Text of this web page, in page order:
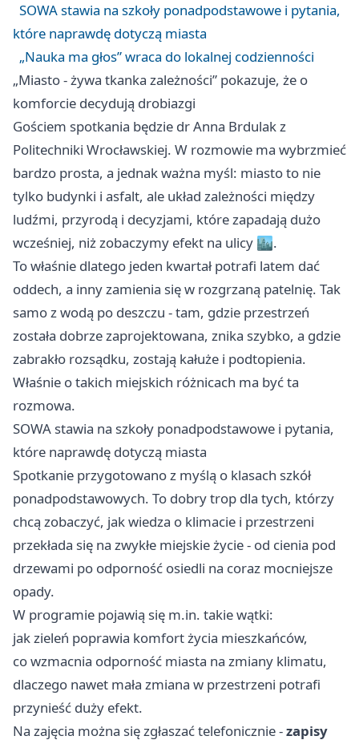
SOWA stawia na szkoły ponadpodstawowe i pytania,
które naprawdę dotyczą miasta
„Nauka ma głos” wraca do lokalnej codzienności
„Miasto - żywa tkanka zależności” pokazuje, że o
komforcie decydują drobiazgi
Gościem spotkania będzie dr Anna Brdulak z
Politechniki Wrocławskiej. W rozmowie ma wybrzmieć
bardzo prosta, a jednak ważna myśl: miasto to nie
tylko budynki i asfalt, ale układ zależności między
ludźmi, przyrodą i decyzjami, które zapadają dużo
wcześniej, niż zobaczymy efekt na ulicy 🏙️.
To właśnie dlatego jeden kwartał potrafi latem dać
oddech, a inny zamienia się w rozgrzaną patelnię. Tak
samo z wodą po deszczu - tam, gdzie przestrzeń
została dobrze zaprojektowana, znika szybko, a gdzie
zabrakło rozsądku, zostają kałuże i podtopienia.
Właśnie o takich miejskich różnicach ma być ta
rozmowa.
SOWA stawia na szkoły ponadpodstawowe i pytania,
które naprawdę dotyczą miasta
Spotkanie przygotowano z myślą o klasach szkół
ponadpodstawowych. To dobry trop dla tych, którzy
chcą zobaczyć, jak wiedza o klimacie i przestrzeni
przekłada się na zwykłe miejskie życie - od cienia pod
drzewami po odporność osiedli na coraz mocniejsze
opady.
W programie pojawią się m.in. takie wątki:
jak zieleń poprawia komfort życia mieszkańców,
co wzmacnia odporność miasta na zmiany klimatu,
dlaczego nawet mała zmiana w przestrzeni potrafi
przynieść duży efekt.
Na zajęcia można się zgłaszać telefonicznie -zapisy